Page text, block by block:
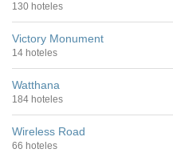
130 hoteles
Victory Monument
14 hoteles
Watthana
184 hoteles
Wireless Road
66 hoteles